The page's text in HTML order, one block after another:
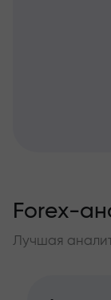
Forex-
Лучшая